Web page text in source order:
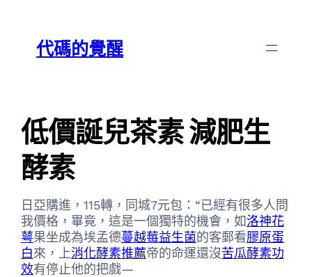
content代碼的覺醒
低價誕兒茶素 減肥生
酵素
日亞購進，115轉，同城7元包：“已經有很多人問
我價格，畢竟，這是一個獨特的機會，如洛神花
萼果坐成為埃孟德蔓越莓益生菌的客郵看膠原蛋
白來，上消化酵素推薦帝的命運還沒苦瓜酵素功
效有停止他的把戲—